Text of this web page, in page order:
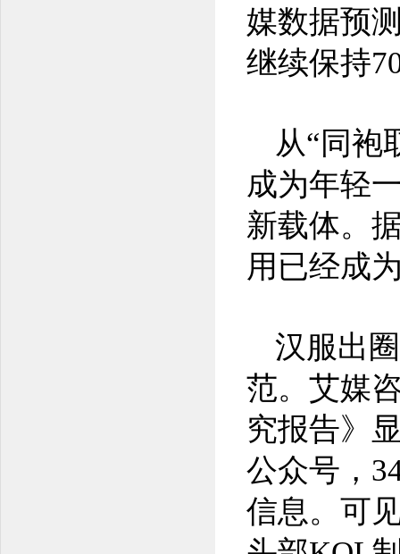
媒数据预
继续保持
从“同袍
成为年轻
新载体。
用已经成
汉服出
范。艾媒
究报告》
公众号，
信息。可